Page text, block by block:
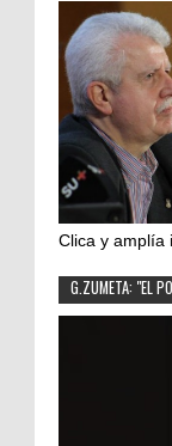
Clica y amplía
G.ZUMETA: "EL